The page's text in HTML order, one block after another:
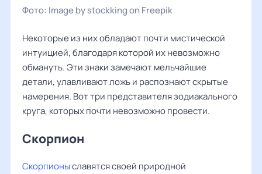
Фото: Image by stockking on Freepik
Некоторые из них обладают почти мистической
интуицией, благодаря которой их невозможно
обмануть. Эти знаки замечают мельчайшие
детали, улавливают ложь и распознают скрытые
намерения. Вот три представителя зодиакального
круга, которых почти невозможно провести.
Скорпион
Скорпионыславятся своей природной